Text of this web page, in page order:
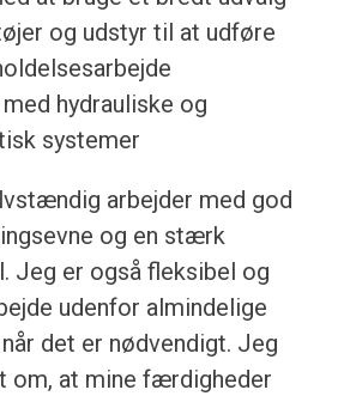
og udstyr til at udføre
hydrauliske og
systemer
arbejder med god
og en stærk
Jeg er også fleksibel og
udenfor almindelige
det er nødvendigt. Jeg
om, at mine færdigheder